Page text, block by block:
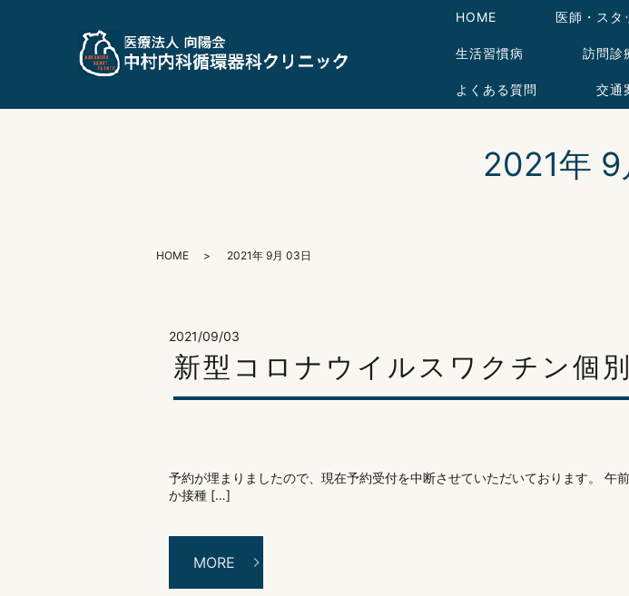
HOME 医師・スタ
生活習慣病 訪問診
よくある質問 交通
2021年
HOME 2021年 9月 03日
2021/09/03
新型コロナウイルスワクチン個
予約が埋まりましたので、現在予約受付を中断させていただいております。 午
か接種 […]
MORE